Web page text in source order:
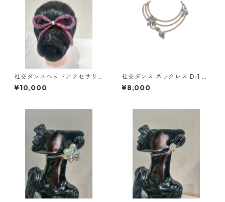
社交ダンスヘッドアクセサリ
ーHA-52ダンスアクセサリー
ベリーダンスブライダルアク
¥10,000
社交ダンス ネックレス D-1 ダ
ンスアクセサリー ベリーダン
ス ブライダル アクセサリー
¥8,000